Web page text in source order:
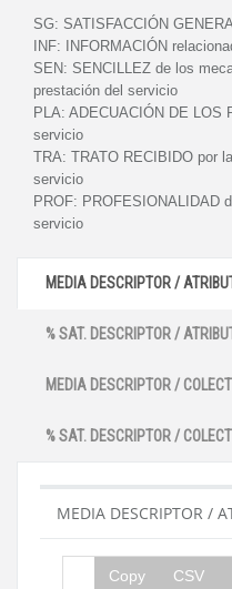
SG: SATISFACCIÓN
INF:
INFORMACIÓN
SEN: SENCILLEZ de los
prestación del servicio
PLA: ADECUACIÓN DE LOS
servicio
TRA: TRATO RECIBIDO por
servicio
PROF: PROFESIONALIDAD
servicio
MEDIA DESCRIPTOR /
% SAT. DESCRIPTOR /
MEDIA DESCRIPTOR /
% SAT. DESCRIPTOR /
MEDIA DESCRIPTOR /
Copy CSV